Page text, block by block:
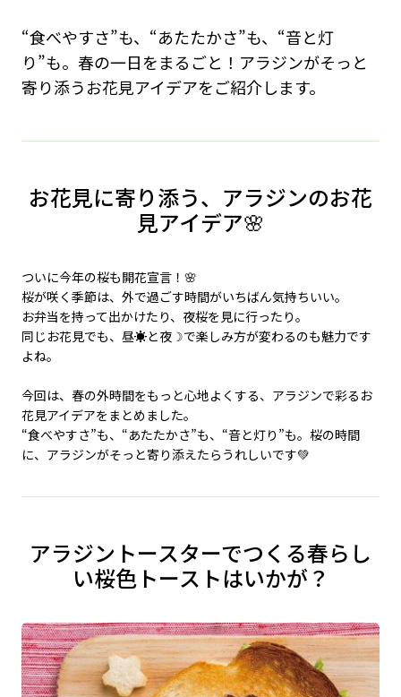
“食べやすさ”も、“あたたかさ”も、“音と灯
り”も。春の一日をまるごと！アラジンがそっと
寄り添うお花見アイデアをご紹介します。
お花見に寄り添う、アラジンのお花
見アイデア🌸
ついに今年の桜も開花宣言！🌸
桜が咲く季節は、外で過ごす時間がいちばん気持ちいい。
お弁当を持って出かけたり、夜桜を見に行ったり。
同じお花見でも、昼☀と夜☽で楽しみ方が変わるのも魅力です
よね。
今回は、春の外時間をもっと心地よくする、アラジンで彩るお
花見アイデアをまとめました。
“食べやすさ”も、“あたたかさ”も、“音と灯り”も。桜の時間
に、アラジンがそっと寄り添えたらうれしいです💚
アラジントースターでつくる春らし
い桜色トーストはいかが？